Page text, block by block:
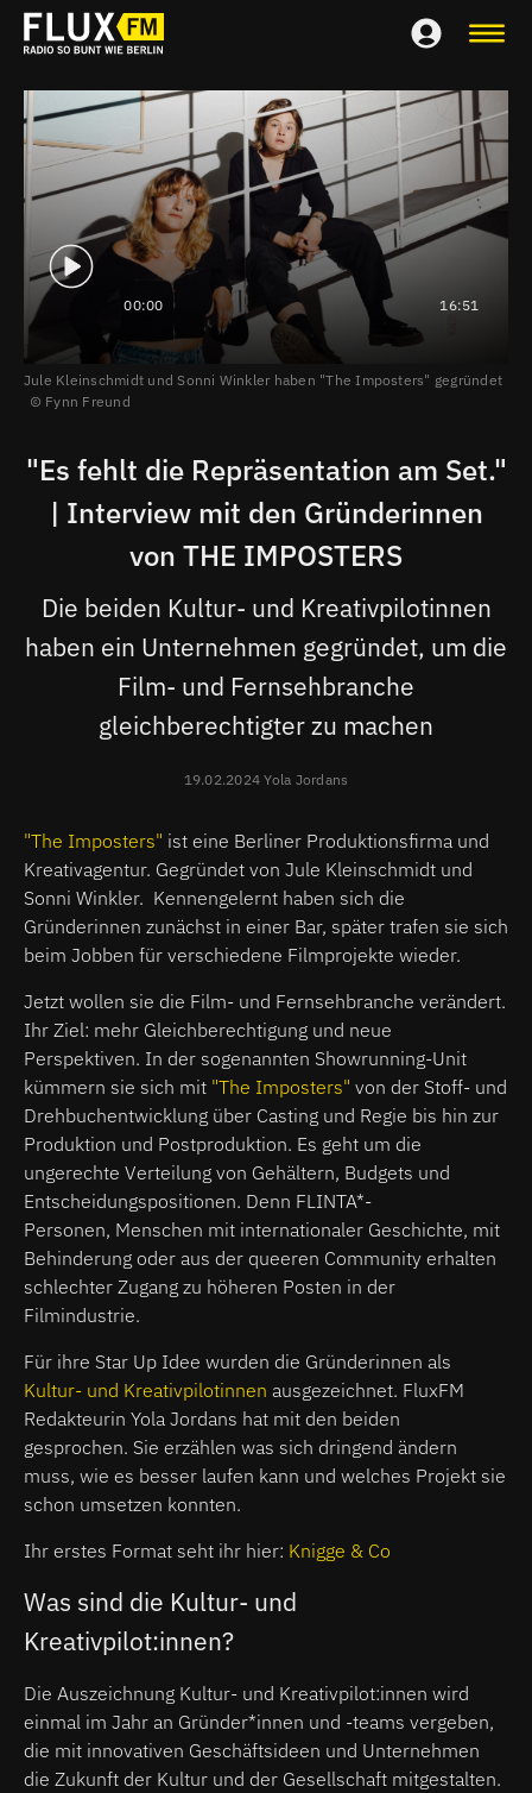
00:00 16:51
Jule Kleinschmidt und Sonni Winkler haben "The Imposters" gegründet
Fynn Freund
"Es fehlt die Repräsentation am Set."
| Interview mit den Gründerinnen
von THE IMPOSTERS
Die beiden Kultur- und Kreativpilotinnen
haben ein Unternehmen gegründet, um die
Film- und Fernsehbranche
gleichberechtigter zu machen
19.02.2024 Yola Jordans
"The Imposters" ist eine Berliner Produktionsfirma und
Kreativagentur. Gegründet von Jule Kleinschmidt und
Sonni Winkler. Kennengelernt haben sich die
Gründerinnen zunächst in einer Bar, später trafen sie sich
beim Jobben für verschiedene Filmprojekte wieder.
Jetzt wollen sie die Film- und Fernsehbranche verändert.
Ihr Ziel: mehr Gleichberechtigung und neue
Perspektiven. In der sogenannten Showrunning-Unit
kümmern sie sich mit "The Imposters" von der Stoff- und
Drehbuchentwicklung über Casting und Regie bis hin zur
Produktion und Postproduktion. Es geht um die
ungerechte Verteilung von Gehältern, Budgets und
Entscheidungspositionen. Denn FLINTA*-
Personen, Menschen mit internationaler Geschichte, mit
Behinderung oder aus der queeren Community erhalten
schlechter Zugang zu höheren Posten in der
Filmindustrie.
Für ihre Star Up Idee wurden die Gründerinnen als
Kultur- und Kreativpilotinnen ausgezeichnet. FluxFM
Redakteurin Yola Jordans hat mit den beiden
gesprochen. Sie erzählen was sich dringend ändern
muss, wie es besser laufen kann und welches Projekt sie
schon umsetzen konnten.
Ihr erstes Format seht ihr hier: Knigge & Co
Was sind die Kultur- und
Kreativpilot:innen?
Die Auszeichnung Kultur- und Kreativpilot:innen wird
einmal im Jahr an Gründer*innen und -teams vergeben,
die mit innovativen Geschäftsideen und Unternehmen
die Zukunft der Kultur und der Gesellschaft mitgestalten.